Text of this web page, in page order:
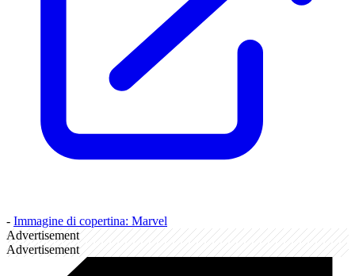
- Immagine di copertina: Marvel
Advertisement
Advertisement